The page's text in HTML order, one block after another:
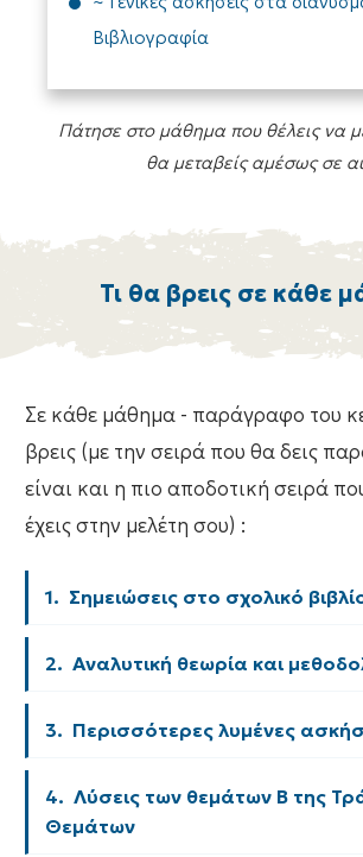
Βιβλιογραφία
Πάτησε στο μάθημα που θέλεις να
θα μεταβείς αμέσως σε
Τι θα βρεις σε κάθε
Σε κάθε μάθημα - παράγραφο του
βρεις (με την σειρά που θα δεις
είναι και η πιο αποδοτική σειρά
έχεις στην μελέτη σου) :
1.  Σημειώσεις στο σχολικό
2.  Αναλυτική θεωρία και
3.  Περισσότερες λυμένες
4.  Λύσεις των θεμάτων Β της
Θεμάτων